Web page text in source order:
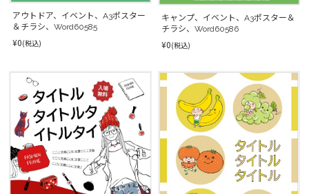
アウトドア、イベント、A3ポスター
＆チラシ、Word60585
¥0(税込)
キャンプ、イベント、A3ポスター＆
チラシ、Word60586
¥0(税込)